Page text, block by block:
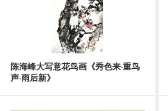
陈海峰大写意花鸟画《秀色来·重鸟
声·雨后新》